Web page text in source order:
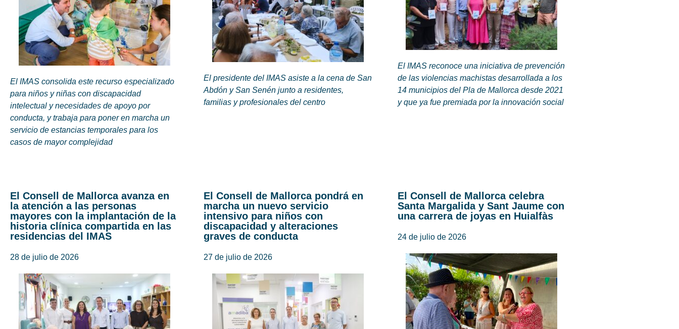
El IMAS consolida este recurso especializado
para niños y niñas con discapacidad
intelectual y necesidades de apoyo por
conducta, y trabaja para poner en marcha un
servicio de estancias temporales para los
casos de mayor complejidad
El presidente del IMAS asiste a la cena de San
Abdón y San Senén junto a residentes,
familias y profesionales del centro
El IMAS reconoce una iniciativa de prevención
de las violencias machistas desarrollada a los
14 municipios del Pla de Mallorca desde 2021
y que ya fue premiada por la innovación social
El Consell de Mallorca avanza en
la atención a las personas
mayores con la implantación de la
historia clínica compartida en las
residencias del IMAS
28 de julio de 2026
El Consell de Mallorca pondrá en
marcha un nuevo servicio
intensivo para niños con
discapacidad y alteraciones
graves de conducta
27 de julio de 2026
El Consell de Mallorca celebra
Santa Margalida y Sant Jaume con
una carrera de joyas en Huialfàs
24 de julio de 2026